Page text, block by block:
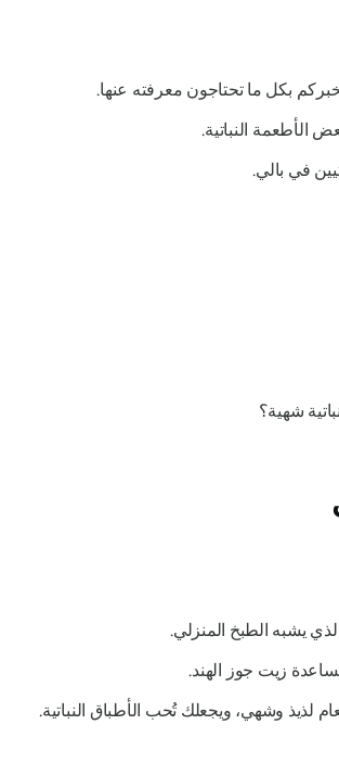
الأطعمة النباتية.
في بالي.
شهية؟
يشبه الطبخ المنزلي.
لذيذ وشهي، ويجعلك تُحب الأطباق النباتية.